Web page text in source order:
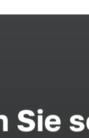
Sie